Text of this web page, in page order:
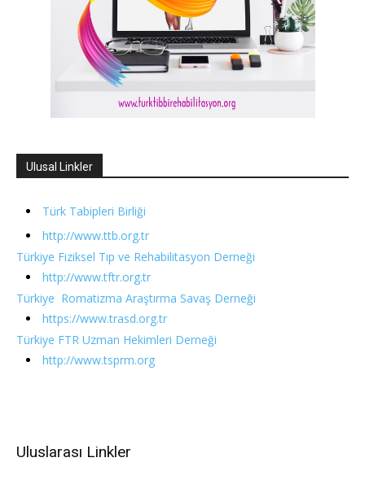
Ulusal Linkler
Türk Tabipleri Birliği
http://www.ttb.org.tr
Türkiye Fiziksel Tıp ve Rehabilitasyon Derneği
http://www.tftr.org.tr
Türkiye Romatizma Araştırma Savaş Derneği
https://www.trasd.org.tr
Türkiye FTR Uzman Hekimleri Derneği
http://www.tsprm.org
Uluslarası Linkler